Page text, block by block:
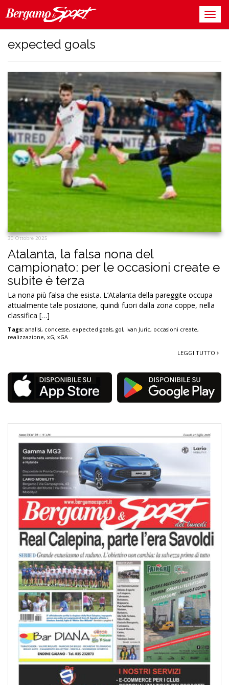
expected goals
30 Ottobre 2025
Atalanta, la falsa nona del
campionato: per le occasioni create e
subite è terza
La nona più falsa che esista. L’Atalanta della pareggite occupa
attualmente tale posizione, quindi fuori dalla zona coppe, nella
classifica […]
Tags: analisi, concesse, expected goals, gol, Ivan Juric, occasioni create,
realizzazione, xG, xGA
LEGGI TUTTO